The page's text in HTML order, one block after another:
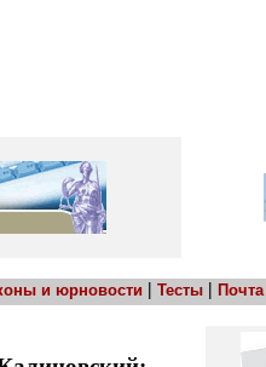
и юрновости | Тесты | Почта